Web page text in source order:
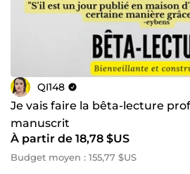
QI148
Je vais faire la bêta-lecture
manuscrit
À partir de 18,78 $US
Budget moyen : 155,77 $US